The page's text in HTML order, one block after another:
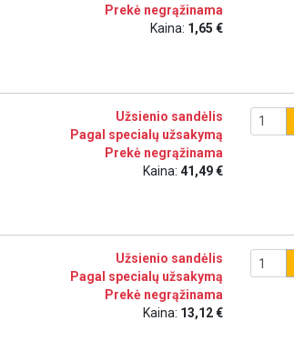
Prekė negrąžinama
Kaina: 1,65 €
Užsienio sandėlis
Pagal specialų užsakymą
Prekė negrąžinama
Kaina: 41,49 €
Užsienio sandėlis
Pagal specialų užsakymą
Prekė negrąžinama
Kaina: 13,12 €